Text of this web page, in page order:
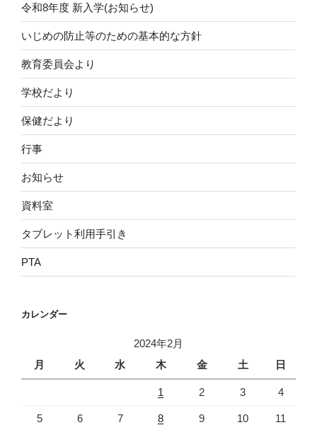
令和8年度 新入学(お知らせ)
いじめの防止等のための基本的な方針
教育委員会より
学校だより
保健だより
行事
お知らせ
資料室
タブレット利用手引き
PTA
カレンダー
2024年2月
月
火 水 木 金 土 日
1 2 3 4
5 6 7 8 9 10 11